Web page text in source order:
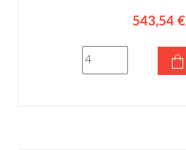
543,54 €